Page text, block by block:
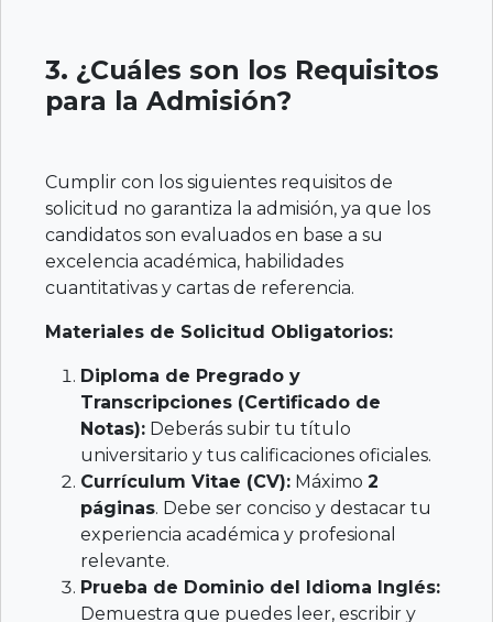
3. ¿Cuáles son los Requisitos
para la Admisión?
Cumplir con los siguientes requisitos de
solicitud no garantiza la admisión, ya que los
candidatos son evaluados en base a su
excelencia académica, habilidades
cuantitativas y cartas de referencia.
Materiales de Solicitud Obligatorios:
Diploma de Pregrado y
Transcripciones (Certificado de
Notas): Deberás subir tu título
universitario y tus calificaciones oficiales.
Currículum Vitae (CV): Máximo 2
páginas. Debe ser conciso y destacar tu
experiencia académica y profesional
relevante.
Prueba de Dominio del Idioma Inglés:
Demuestra que puedes leer, escribir y